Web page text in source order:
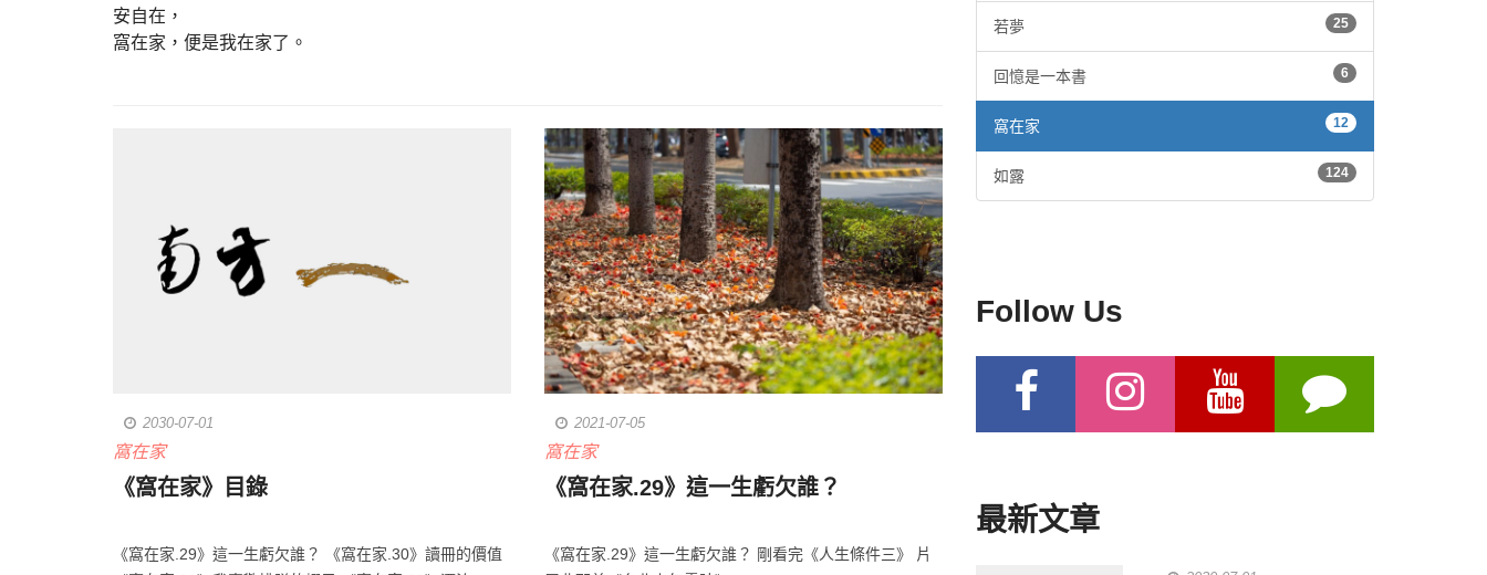
安自在，
窩在家，便是我在家了。
2030-07-01
窩在家
《窩在家》目錄
《窩在家.29》這一生虧欠誰？ 《窩在家.30》讀冊的價值
2021-07-05
窩在家
《窩在家.29》這一生虧欠誰？
《窩在家.29》這一生虧欠誰？ 剛看完《人生條件三》 片
若夢 25
回憶是一本書 6
窩在家 12
如露 124
Follow Us
最新文章